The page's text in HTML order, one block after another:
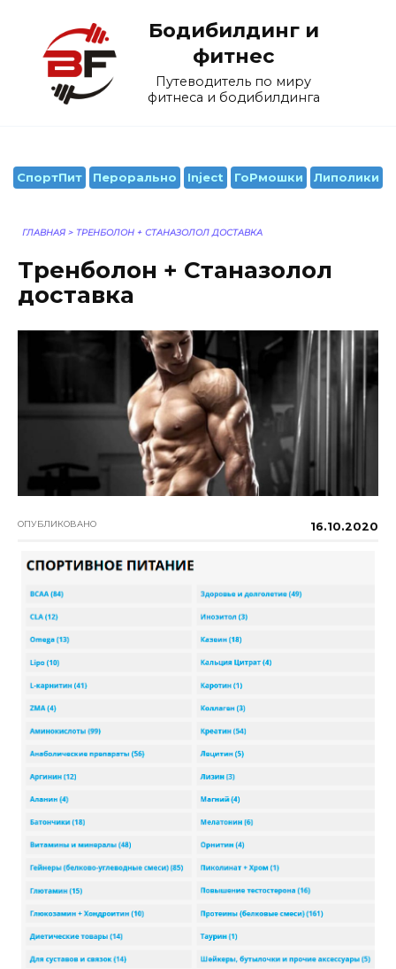
содержанию
Бодибилдинг и
фитнес
Путеводитель по миру
фитнеса и бодибилдинга
СпортПит Перорально Inject ГоРмошки Липолики
ГЛАВНАЯ > ТРЕНБОЛОН + СТАНАЗОЛОЛ ДОСТАВКА
Тренболон + Станазолол
доставка
ОПУБЛИКОВАНО 16.10.2020